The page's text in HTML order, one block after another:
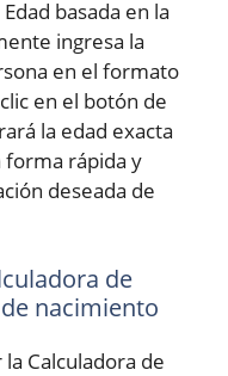
basada en la
ingresa la
en el formato
en el botón de
la edad exacta
forma rápida y
deseada de
de
nacimiento
Calculadora de